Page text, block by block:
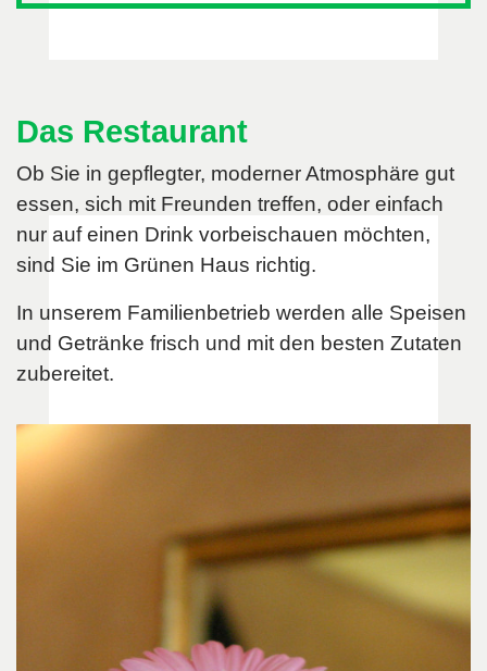
Das Restaurant
Ob Sie in gepflegter, moderner Atmosphäre gut
essen, sich mit Freunden treffen, oder einfach
nur auf einen Drink vorbeischauen möchten,
sind Sie im Grünen Haus richtig.
In unserem Familienbetrieb werden alle Speisen
und Getränke frisch und mit den besten Zutaten
zubereitet.